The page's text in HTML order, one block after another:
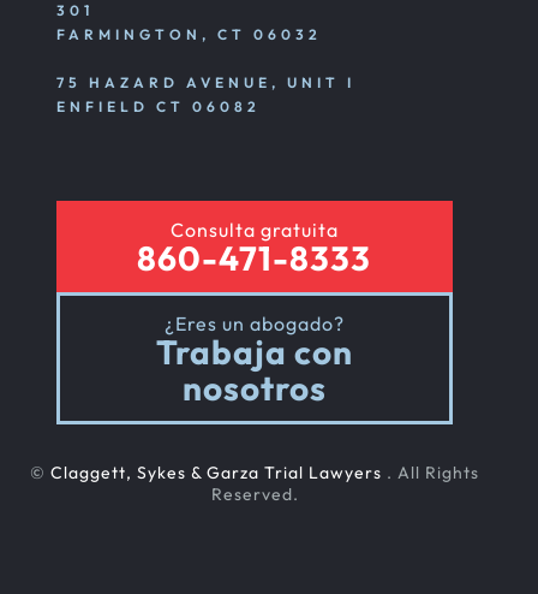
301
FARMINGTON, CT 06032
75 HAZARD AVENUE, UNIT I
ENFIELD CT 06082
Consulta gratuita
860-471-8333
¿Eres un abogado?
Trabaja con
nosotros
© Claggett, Sykes & Garza Trial Lawyers . All Rights
Reserved.